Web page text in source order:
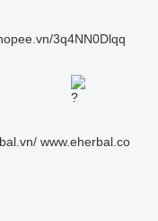
3q4NN0Dlqq
www.eherbal.co